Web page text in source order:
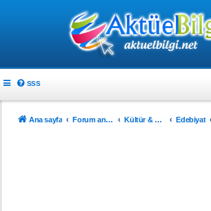
SSS
Ana sayfa Forum ana sayfa Kültür & Sanat Edebiyat